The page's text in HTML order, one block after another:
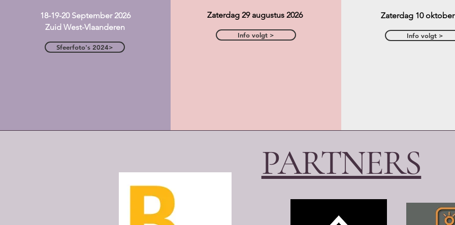
18-19-20 September 2026
Zuid West-Vlaanderen
Sfeerfoto's 2024>
Zaterdag 29 augustus 2026
Info volgt >
Zaterdag 10 oktober
Info volgt >
PARTNERS